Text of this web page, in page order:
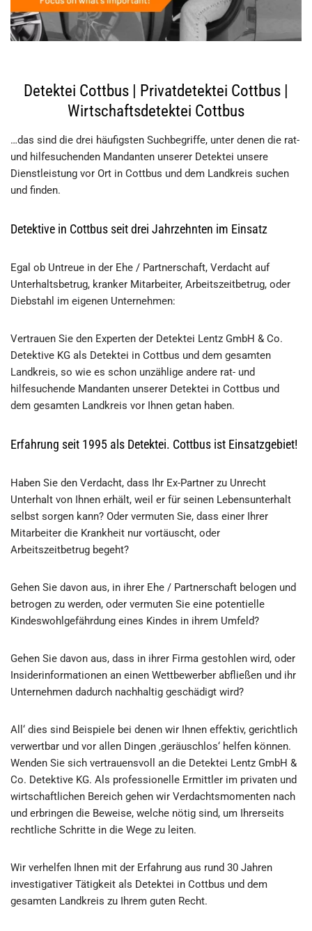
Detektei Cottbus | Privatdetektei Cottbus |
Wirtschaftsdetektei Cottbus
…das sind die drei häufigsten Suchbegriffe, unter denen die rat-
und hilfesuchenden Mandanten unserer Detektei unsere
Dienstleistung vor Ort in Cottbus und dem Landkreis suchen
und finden.
Detektive in Cottbus seit drei Jahrzehnten im Einsatz
Egal ob Untreue in der Ehe / Partnerschaft, Verdacht auf
Unterhaltsbetrug, kranker Mitarbeiter, Arbeitszeitbetrug, oder
Diebstahl im eigenen Unternehmen:
Vertrauen Sie den Experten der Detektei Lentz GmbH & Co.
Detektive KG als Detektei in Cottbus und dem gesamten
Landkreis, so wie es schon unzählige andere rat- und
hilfesuchende Mandanten unserer Detektei in Cottbus und
dem gesamten Landkreis vor Ihnen getan haben.
Erfahrung seit 1995 als Detektei. Cottbus ist Einsatzgebiet!
Haben Sie den Verdacht, dass Ihr Ex-Partner zu Unrecht
Unterhalt von Ihnen erhält, weil er für seinen Lebensunterhalt
selbst sorgen kann? Oder vermuten Sie, dass einer Ihrer
Mitarbeiter die Krankheit nur vortäuscht, oder
Arbeitszeitbetrug begeht?
Gehen Sie davon aus, in ihrer Ehe / Partnerschaft belogen und
betrogen zu werden, oder vermuten Sie eine potentielle
Kindeswohlgefährdung eines Kindes in ihrem Umfeld?
Gehen Sie davon aus, dass in ihrer Firma gestohlen wird, oder
Insiderinformationen an einen Wettbewerber abfließen und ihr
Unternehmen dadurch nachhaltig geschädigt wird?
All‘ dies sind Beispiele bei denen wir Ihnen effektiv, gerichtlich
verwertbar und vor allen Dingen ‚geräuschlos‘ helfen können.
Wenden Sie sich vertrauensvoll an die Detektei Lentz GmbH &
Co. Detektive KG. Als professionelle Ermittler im privaten und
wirtschaftlichen Bereich gehen wir Verdachtsmomenten nach
und erbringen die Beweise, welche nötig sind, um Ihrerseits
rechtliche Schritte in die Wege zu leiten.
Wir verhelfen Ihnen mit der Erfahrung aus rund 30 Jahren
investigativer Tätigkeit als Detektei in Cottbus und dem
gesamten Landkreis zu Ihrem guten Recht.